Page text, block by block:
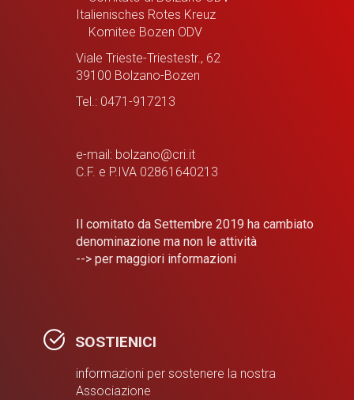
Italienisches Rotes Kreuz
Komitee Bozen ODV
Viale Trieste-Triestestr., 62
39100 Bolzano-Bozen
Tel.: 0471-917213
e-mail: bolzano@cri.it
C.F. e P.IVA 02861640213
Il comitato da Settembre 2019 ha cambiato
denominazione ma non le attività
--> per maggiori informazioni
SOSTIENICI
informazioni per sostenere la nostra
Associazione